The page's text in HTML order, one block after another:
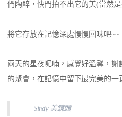
們陶醉，快門拍不出它的美(當然是
將它存放在記憶深處慢慢回味吧~~
兩天的星夜呢喃，感覺好溫馨，謝
的聚會，在記憶中留下最完美的一
Sindy 美鏡頭